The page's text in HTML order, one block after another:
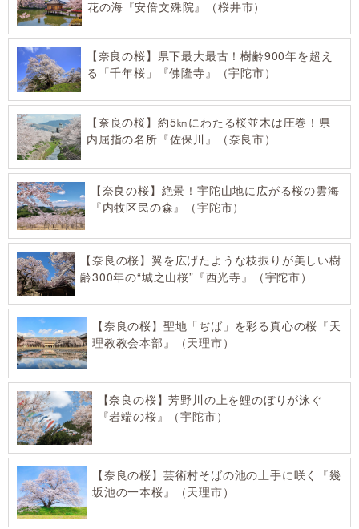
花の海『安倍文殊院』（桜井市）
【奈良の桜】県下最大最古！樹齢900年を超え
る「千年桜」『佛隆寺』（宇陀市）
【奈良の桜】約5㎞にわたる桜並木は圧巻！県
内屈指の名所『佐保川』（奈良市）
【奈良の桜】絶景！宇陀山地に広がる桜の雲海
『内牧区民の森』（宇陀市）
【奈良の桜】翼を広げたような枝振りが美しい樹
齢300年の“城之山桜”『西光寺』（宇陀市）
【奈良の桜】聖地「ぢば」を彩る真心の桜『天
理教教会本部』（天理市）
【奈良の桜】芳野川の上を鯉のぼりが泳ぐ
『岩端の桜』（宇陀市）
【奈良の桜】芸術村そばの池の土手に咲く『幾
坂池の一本桜』（天理市）